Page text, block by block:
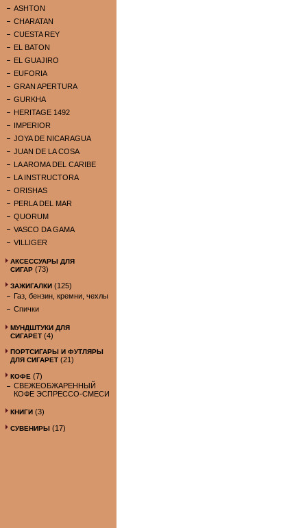
ASHTON
CHARATAN
CUESTA REY
EL BATON
EL GUAJIRO
EUFORIA
GRAN APERTURA
GURKHA
HERITAGE 1492
IMPERIOR
JOYA DE NICARAGUA
JUAN DE LA COSA
LA AROMA DEL CARIBE
LA INSTRUCTORA
ORISHAS
PERLA DEL MAR
QUORUM
VASCO DA GAMA
VILLIGER
АКСЕССУАРЫ ДЛЯ
СИГАР (73)
ЗАЖИГАЛКИ (125)
Газ, бензин, кремни, чехлы
Спички
МУНДШТУКИ ДЛЯ
СИГАРЕТ (4)
ПОРТСИГАРЫ И ФУТЛЯРЫ
ДЛЯ СИГАРЕТ (21)
КОФЕ (7)
СВЕЖЕОБЖАРЕННЫЙ
КОФЕ ЭСПРЕССО-СМЕСИ
КНИГИ (3)
СУВЕНИРЫ (17)